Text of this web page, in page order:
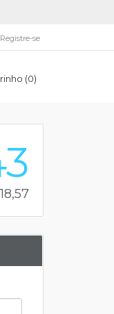
Registre-se
(0)